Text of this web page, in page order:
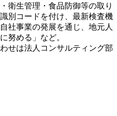
衛生管理・食品防御等の取り
別コードを付け、最新検査機
社事業の発展を通じ、地元人
努める」など。
せは法人コンサルティング部